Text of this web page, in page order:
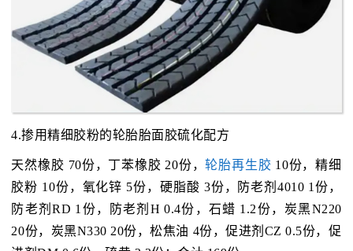
4.掺用精细胶粉的轮胎胎面胶硫化配方
天然橡胶 70份，丁苯橡胶 20份，轮胎再生胶 10份，精细
胶粉 10份，氧化锌 5份，硬脂酸 3份，防老剂4010 1份，
防老剂RD 1份，防老剂H 0.4份，石蜡 1.2份，炭黑N220
20份，炭黑N330 20份，松焦油 4份，促进剂CZ 0.5份，促